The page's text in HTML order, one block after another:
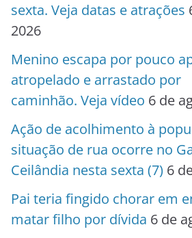
sexta. Veja datas e atrações
2026
Menino escapa por pouco
atropelado e arrastado por
caminhão. Veja vídeo 6 de
Ação de acolhimento à
situação de rua ocorre no
Ceilândia nesta sexta (7) 6
Pai teria fingido chorar em
matar filho por dívida 6 de